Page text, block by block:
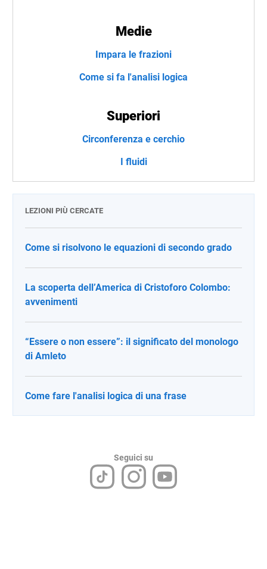
Medie
Impara le frazioni
Come si fa l'analisi logica
Superiori
Circonferenza e cerchio
I fluidi
LEZIONI PIÙ CERCATE
Come si risolvono le equazioni di secondo grado
La scoperta dell’America di Cristoforo Colombo:
avvenimenti
“Essere o non essere”: il significato del monologo
di Amleto
Come fare l'analisi logica di una frase
Seguici su